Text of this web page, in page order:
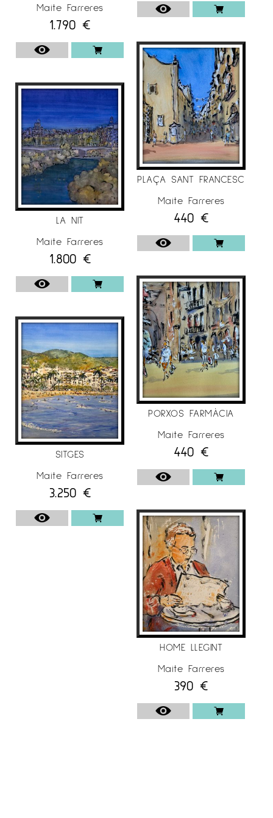
Maite Farreres
1.790 €
LA NIT
Maite Farreres
1.800 €
SITGES
Maite Farreres
3.250 €
PLAÇA SANT FRANCESC
Maite Farreres
440 €
PORXOS FARMÀCIA
Maite Farreres
440 €
HOME LLEGINT
Maite Farreres
390 €